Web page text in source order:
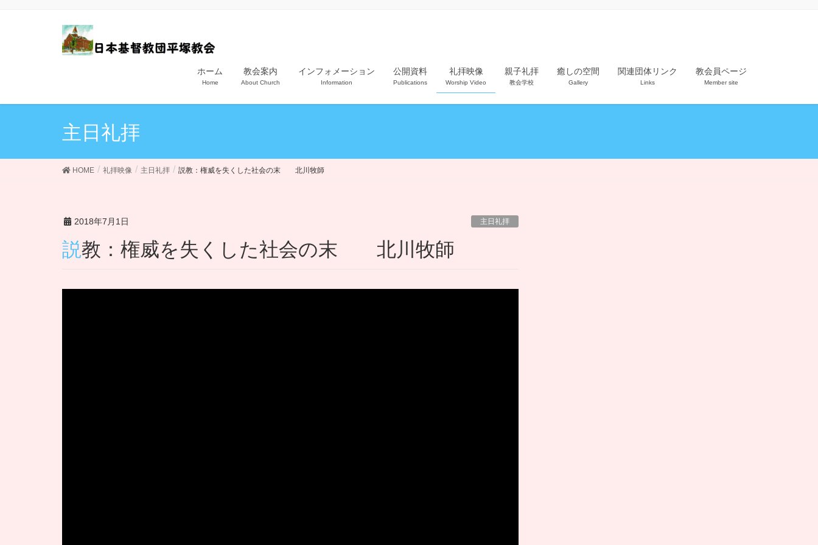
ホーム
Home
教会案内
About Church
インフォメーション
Information
公開資料
Publications
礼拝映像
Worship Video
親子礼拝
教会学校
癒しの空間
Gallery
関連団体リンク
Links
教会員ページ
Member site
主日礼拝
HOME 礼拝映像 主日礼拝 説教：権威を失くした社会の末 北川牧師
2018年7月1日 主日礼拝
説教：権威を失くした社会の末 北川牧師